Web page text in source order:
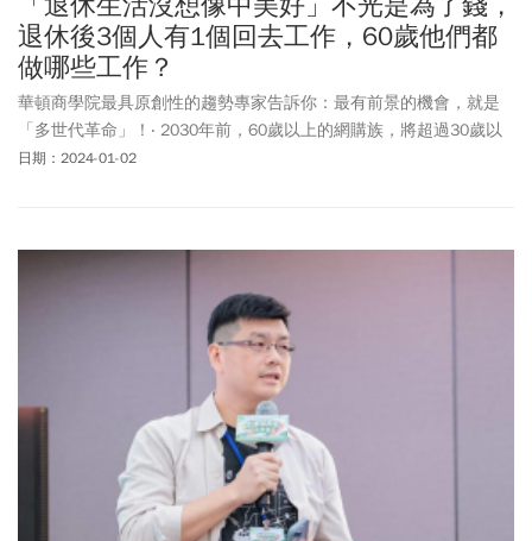
退休後3個人有1個回去工作，60歲他們都
做哪些工作？
華頓商學院最具原創性的趨勢專家告訴你：最有前景的機會，就是
「多世代革命」！‧ 2030年前，60歲以上的網購族，將超過30歲以
下的人‧ 老年人每天待在螢幕前的時間高達10小時，比18至34歲的
勞動力‧ 南韓30多歲的男女，有62％都和父母同住‧ 員工的創造力巔
峰，平均發生在20多歲與50多歲；‧ 混齡團隊比起同齡團隊，工作績
效表現更好「多世代革命」正在崛起，顛覆人生、企業、經濟，甚
日期：2024-01-02